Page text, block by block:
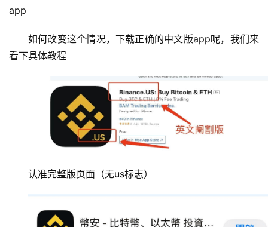
app
如何改变这个情况，下载正确的中文版app呢，我们来
看下具体教程
认准完整版页面（无us标志）